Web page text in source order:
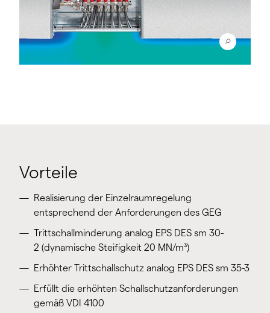
Vorteile
Realisierung der Einzelraumregelung
entsprechend der Anforderungen des GEG
Trittschallminderung analog EPS DES sm 30-
2 (dynamische Steifigkeit 20 MN/m³)
Erhöhter Trittschallschutz analog EPS DES sm 35-3
Erfüllt die erhöhten Schallschutzanforderungen
gemäß VDI 4100